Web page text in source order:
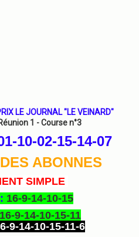
LE JOURNAL "LE VEINARD"
1 - Course n°3
10-02-15-14-07
ABONNES
SIMPLE
16-9-14-10-15
9-14-10-15-11
9-14-10-15-11-6